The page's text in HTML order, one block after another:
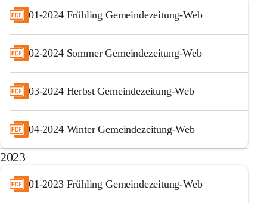
01-2024 Frühling Gemeindezeitung-Web
02-2024 Sommer Gemeindezeitung-Web
03-2024 Herbst Gemeindezeitung-Web
04-2024 Winter Gemeindezeitung-Web
2023
01-2023 Frühling Gemeindezeitung-Web